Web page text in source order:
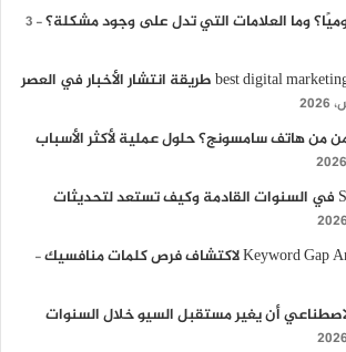
وما العلامات التي تدل على وجود مشكلة؟ 3
كيف غيّرت best digital marketing agency طريقة انتشار الأخبار في العصر
من هاتف سامسونج؟ حلول عملية لأكثر الأسباب
مستقبل السيو SEO في السنوات القادمة وكيف تستعد لتحديثات
أن يغير مستقبل السيو خلال السنوات